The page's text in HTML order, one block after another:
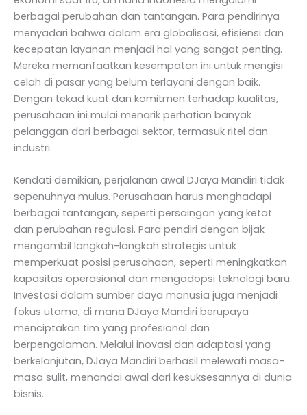
berbagai perubahan dan tantangan. Para pendirinya
menyadari bahwa dalam era globalisasi, efisiensi dan
kecepatan layanan menjadi hal yang sangat penting.
Mereka memanfaatkan kesempatan ini untuk mengisi
celah di pasar yang belum terlayani dengan baik.
Dengan tekad kuat dan komitmen terhadap kualitas,
perusahaan ini mulai menarik perhatian banyak
pelanggan dari berbagai sektor, termasuk ritel dan
industri.
Kendati demikian, perjalanan awal DJaya Mandiri tidak
sepenuhnya mulus. Perusahaan harus menghadapi
berbagai tantangan, seperti persaingan yang ketat
dan perubahan regulasi. Para pendiri dengan bijak
mengambil langkah-langkah strategis untuk
memperkuat posisi perusahaan, seperti meningkatkan
kapasitas operasional dan mengadopsi teknologi baru.
Investasi dalam sumber daya manusia juga menjadi
fokus utama, di mana DJaya Mandiri berupaya
menciptakan tim yang profesional dan
berpengalaman. Melalui inovasi dan adaptasi yang
berkelanjutan, DJaya Mandiri berhasil melewati masa-
masa sulit, menandai awal dari kesuksesannya di dunia
bisnis.